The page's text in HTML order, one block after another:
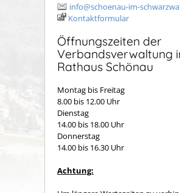
info@schoenau-im-
Kontaktformular
Öffnungszeiten der
Verbandsverwaltung
Rathaus Schönau
Montag bis Freitag
8.00 bis 12.00 Uhr
Dienstag
14.00 bis 18.00 Uhr
Donnerstag
14.00 bis 16.30 Uhr
Achtung: